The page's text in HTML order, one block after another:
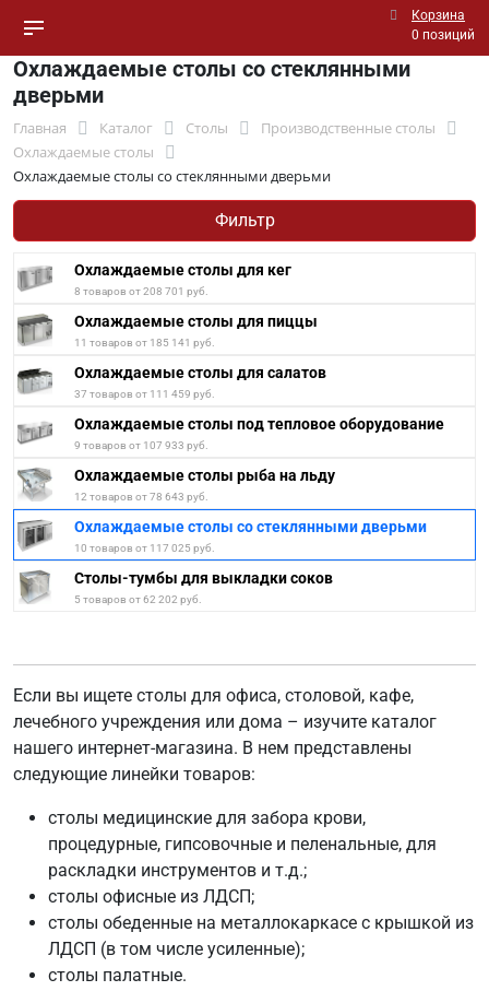
Корзина
0 позиций
Охлаждаемые столы со стеклянными
дверьми
Главная Каталог Столы
Производственные столы
Охлаждаемые столы
Охлаждаемые столы со стеклянными дверьми
Фильтр
Охлаждаемые столы для кег
8 товаров от 208 701 руб.
Охлаждаемые столы для пиццы
11 товаров от 185 141 руб.
Охлаждаемые столы для салатов
37 товаров от 111 459 руб.
Охлаждаемые столы под тепловое оборудование
9 товаров от 107 933 руб.
Охлаждаемые столы рыба на льду
12 товаров от 78 643 руб.
Охлаждаемые столы со стеклянными дверьми
10 товаров от 117 025 руб.
Столы-тумбы для выкладки соков
5 товаров от 62 202 руб.
Если вы ищете столы для офиса, столовой, кафе,
лечебного учреждения или дома – изучите каталог
нашего интернет-магазина. В нем представлены
следующие линейки товаров:
столы медицинские для забора крови,
процедурные, гипсовочные и пеленальные, для
раскладки инструментов и т.д.;
столы офисные из ЛДСП;
столы обеденные на металлокаркасе с крышкой из
ЛДСП (в том числе усиленные);
столы палатные.